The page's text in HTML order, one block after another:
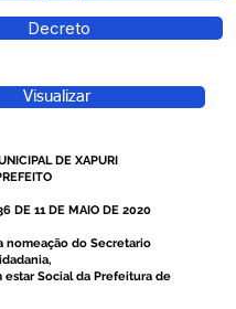
Decreto
Visualizar
DE XAPURI
DE 11 DE MAIO DE 2020
nomeação do Secretario
estar Social da Prefeitura de